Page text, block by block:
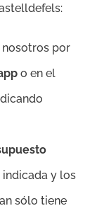
nosotros por
o en el
y los
sólo tiene